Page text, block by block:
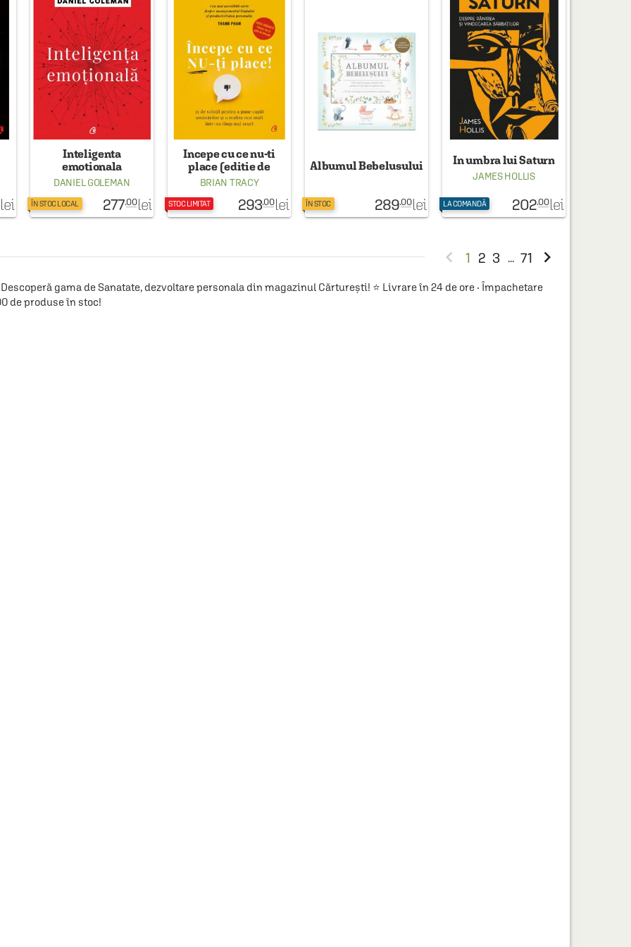
lei
Inteligenta
emotionala
DANIEL GOLEMAN
ÎN STOC LOCAL 277.00 lei
Incepe cu ce nu-ti
place (editie de
colectie)
BRIAN TRACY
STOC LIMITAT 293.00 lei
Albumul Bebelusului
ÎN STOC 289.00 lei
In umbra lui Saturn
JAMES HOLLIS
LA COMANDĂ 202.00 lei
 1 2 3 ... 71 
Descoperă gama de Sanatate, dezvoltare personala din magazinul Cărturești! ⭐ Livrare în 24 de ore · Împachetare
de produse în stoc!